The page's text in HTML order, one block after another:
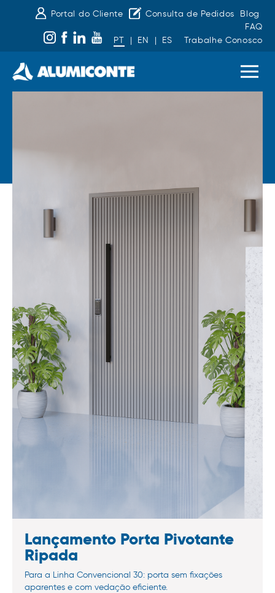
Portal do Cliente Consulta de Pedidos
Blog
FAQ
PT
| EN | ES Trabalhe Conosco
Lançamento Porta Pivotante
Ripada
Para a Linha Convencional 30: porta sem fixações
aparentes e com vedação eficiente.